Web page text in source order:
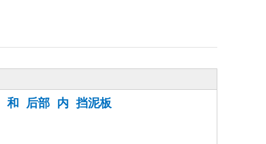
和 后部 内 挡泥板